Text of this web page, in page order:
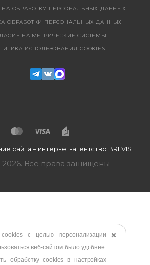
НА ОБРАБОТКУ ПЕРСОНАЛЬНЫХ ДАННЫХ
ОБРАБОТКИ ПЕРСОНАЛЬНЫХ ДАННЫХ
НА МЕТРИЧЕСКИЕ СИСТЕМЫ
ИСПОЛЬЗОВАНИЯ COOKIES
сайта – интернет-агентство BREVIS
2026. Все права защищены
✖️
с целью персонализации
веб-сайтом было удобнее.
обработку сookies в настройках